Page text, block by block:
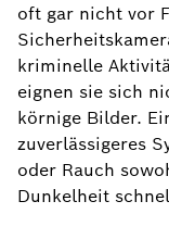
oft gar nicht vor
kriminelle
eignen sie sich
körnige Bilder.
zuverlässigeres
oder Rauch
Dunkelheit